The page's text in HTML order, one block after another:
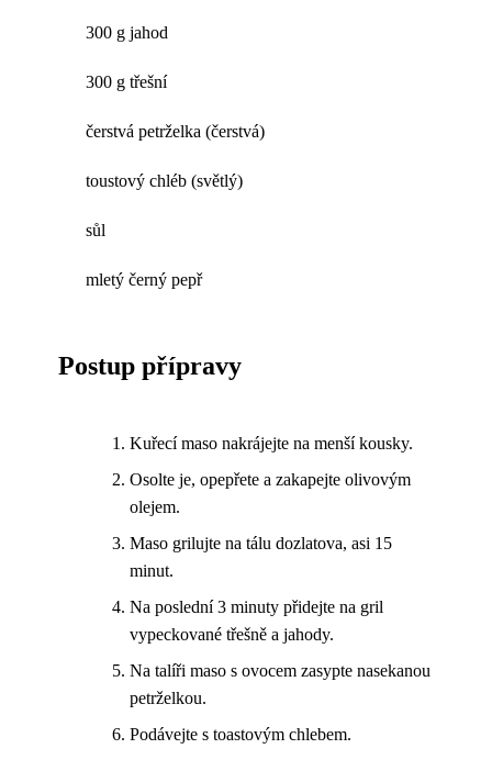
300 g jahod
300 g třešní
čerstvá petrželka (čerstvá)
toustový chléb (světlý)
sůl
mletý černý pepř
Postup přípravy
Kuřecí maso nakrájejte na menší kousky.
Osolte je, opepřete a zakapejte olivovým
olejem.
Maso grilujte na tálu dozlatova, asi 15
minut.
Na poslední 3 minuty přidejte na gril
vypeckované třešně a jahody.
Na talíři maso s ovocem zasypte nasekanou
petrželkou.
Podávejte s toastovým chlebem.